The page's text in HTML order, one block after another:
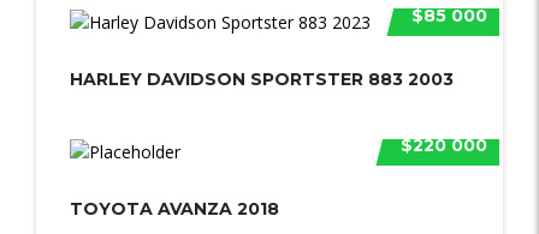
$85 000
HARLEY DAVIDSON SPORTSTER 883 2003
$220 000
TOYOTA AVANZA 2018